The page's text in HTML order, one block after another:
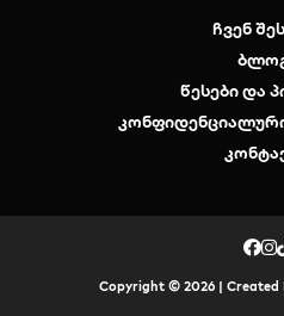
ჩვენ
წესები და
Copyright © 2026 | Created